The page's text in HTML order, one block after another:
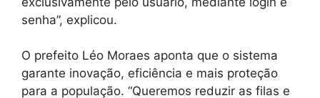
senha”, explicou.
O prefeito Léo Moraes aponta que o sistema
garante inovação, eficiência e mais proteção
para a população. “Queremos reduzir as filas e